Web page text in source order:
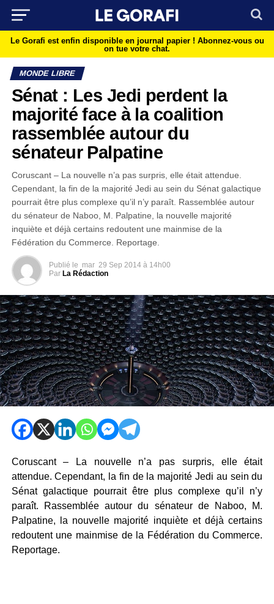
Le Gorafi est enfin disponible en journal papier ! Abonnez-vous ou
on tue votre chat.
MONDE LIBRE
Sénat : Les Jedi perdent la
majorité face à la coalition
rassemblée autour du
sénateur Palpatine
Coruscant – La nouvelle n’a pas surpris, elle était attendue.
Cependant, la fin de la majorité Jedi au sein du Sénat galactique
pourrait être plus complexe qu’il n’y paraît. Rassemblée autour
du sénateur de Naboo, M. Palpatine, la nouvelle majorité
inquiète et déjà certains redoutent une mainmise de la
Fédération du Commerce. Reportage.
Publié le mar 29 Sep 2014 à 14h00
Par La Rédaction
Coruscant – La nouvelle n’a pas surpris, elle était
attendue. Cependant, la fin de la majorité Jedi au sein du
Sénat galactique pourrait être plus complexe qu’il n’y
paraît. Rassemblée autour du sénateur de Naboo, M.
Palpatine, la nouvelle majorité inquiète et déjà certains
redoutent une mainmise de la Fédération du Commerce.
Reportage.